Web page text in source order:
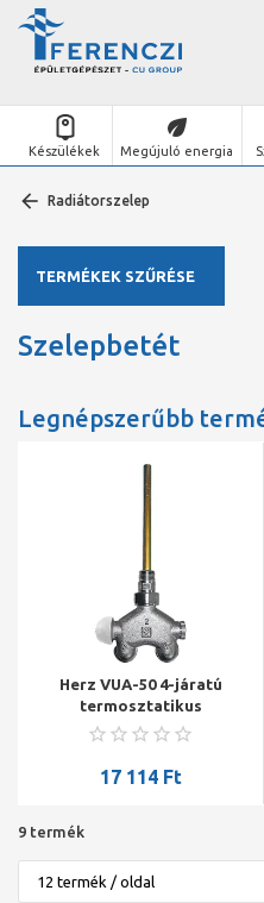
Készülékek Megújuló energia
Radiátorszelep
Szelepbetét
Legnépszerűbb
Herz VUA-50 4-járatú
termosztatikus
radiátorszelep sarok 1/2"
M30*1,5
17 114 Ft
9 termék
TERMÉKEK SZŰRÉSE